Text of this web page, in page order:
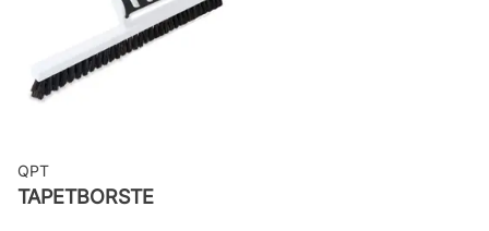
Leverantörens artikelnummer:
29024
QPT
TAPETBORSTE